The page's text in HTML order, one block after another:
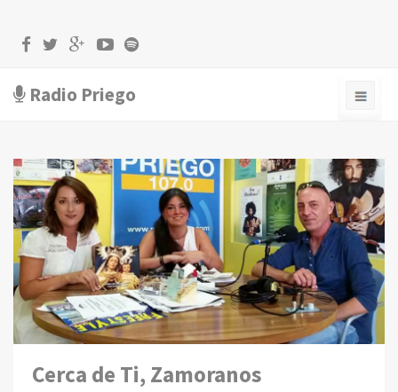
Radio Priego
Cerca de Ti, Zamoranos